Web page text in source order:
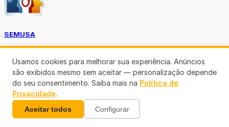
SEMUSA
Usamos cookies para melhorar sua experiência. Anúncios
são exibidos mesmo sem aceitar — personalização depende
do seu consentimento. Saiba mais na Política de
Privacidade.
Aceitar todos Configurar